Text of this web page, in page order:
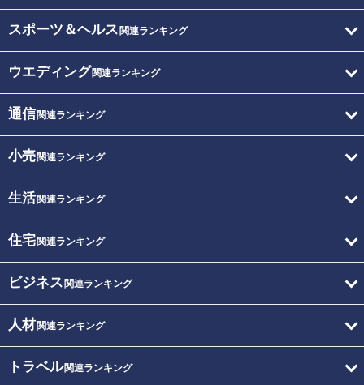
スポーツ＆ヘルス 関連ランキング
ウエディング関連ランキング
通信関連ランキング
小売関連ランキング
生活関連ランキング
住宅関連ランキング
ビジネス 関連ランキング
人材関連ランキング
トラベル関連ランキング